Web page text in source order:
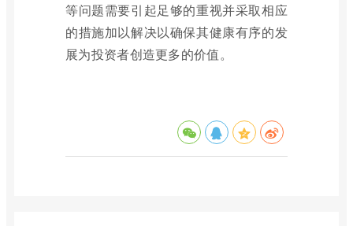
等问题需要引起足够的重视并采取相应
的措施加以解决以确保其健康有序的发
展为投资者创造更多的价值。